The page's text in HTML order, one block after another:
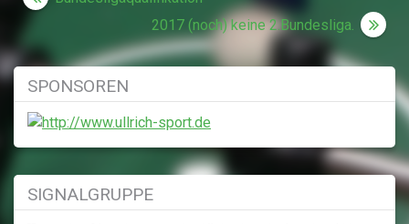
2017 (noch) keine 2.Bundesliga.
SPONSOREN
SIGNALGRUPPE